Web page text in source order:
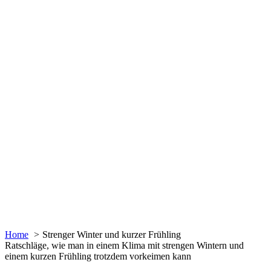
Home
Strenger Winter und kurzer Frühling
Ratschläge, wie man in einem Klima mit strengen Wintern und
einem kurzen Frühling trotzdem vorkeimen kann